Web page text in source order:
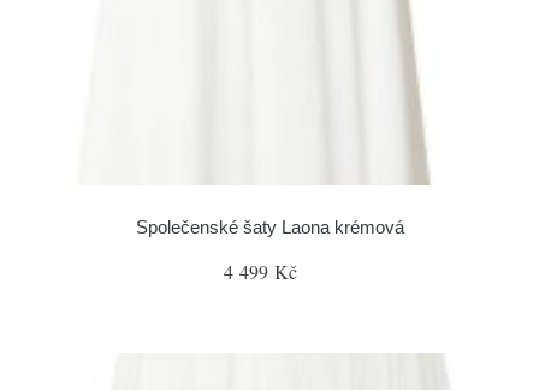
Společenské šaty Laona krémová
4 499 Kč